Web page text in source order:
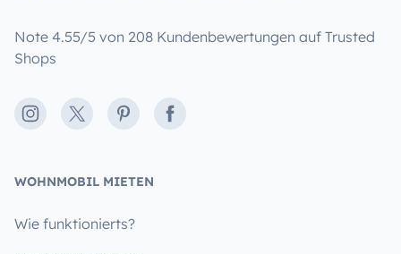
Note 4.55/5 von 208 Kundenbewertungen auf Trusted
Shops
Instagram
X PinterestFacebook
WOHNMOBIL MIETEN
Wie funktionierts?